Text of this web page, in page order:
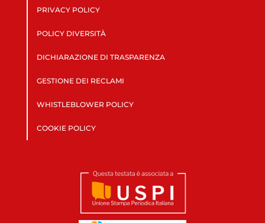
PRIVACY POLICY
POLICY DIVERSITÀ
DICHIARAZIONE DI TRASPARENZA
GESTIONE DEI RECLAMI
WHISTLEBLOWER POLICY
COOKIE POLICY